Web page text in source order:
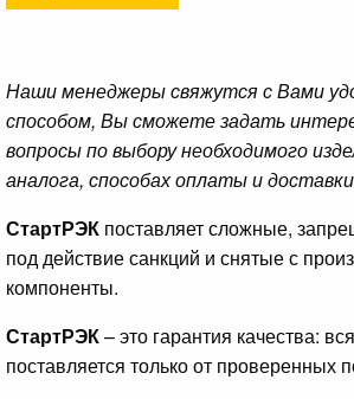
Наши менеджеры свяжутся с Вами
способом, Вы сможете задать
вопросы по выбору необходимого
аналога, способах оплаты и
СтартРЭК поставляет сложные,
под действие санкций и снятые с
компоненты.
СтартРЭК– это гарантия качества:
поставляется только от проверенных